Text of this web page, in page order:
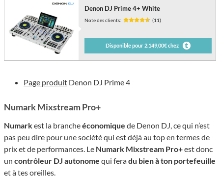
Denon DJ Prime 4+ White
Note des clients: (11)
Disponible pour 2.149,00€ chez
Page produit Denon DJ Prime 4
Numark Mixstream Pro+
Numarkest la brancheéconomique de Denon DJ, ce qui n’est
pas peu dire pour une société qui est déjà au top en termes de
prix et de performances. Le Numark Mixstream Pro+est donc
un contrôleur DJ autonome qui feradu bien à ton portefeuille
et à tes oreilles.